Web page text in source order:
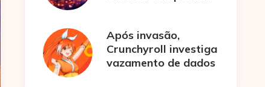
Após invasão,
Crunchyroll investiga
vazamento de dados